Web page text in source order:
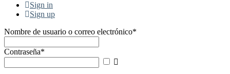
Sign in
Sign up
Nombre de usuario o correo electrónico*
Contraseña*